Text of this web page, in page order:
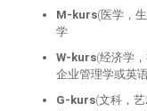
M-kurs(医学，
学
W-kurs(经济学
企业管理学或英
G-kurs(文科，